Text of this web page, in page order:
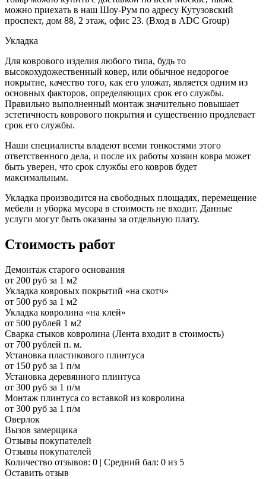
можно приехать в наш Шоу-Рум по адресу Кутузовский
проспект, дом 88, 2 этаж, офис 23. (Вход в ADC Group)
Укладка
Для коврового изделия любого типа, будь то
высокохудожественный ковер, или обычное недорогое
покрытие, качество того, как его уложат, является одним из
основных факторов, определяющих срок его службы.
Правильно выполненный монтаж значительно повышает
эстетичность коврового покрытия и существенно продлевает
срок его службы.
Наши специалисты владеют всеми тонкостями этого
ответственного дела, и после их работы хозяин ковра может
быть уверен, что срок службы его ковров будет
максимальным.
Укладка производится на свободных площадях, перемещение
мебели и уборка мусора в стоимость не входит. Данные
услуги могут быть оказаны за отдельную плату.
Стоимость работ
Демонтаж старого основания
от 200 руб за 1 м2
Укладка ковровых покрытий «на скотч»
от 500 руб за 1 м2
Укладка ковролина «на клей»
от 500 рублей 1 м2
Сварка стыков ковролина (Лента входит в стоимость)
от 700 рублей п. м.
Установка пластикового плинтуса
от 150 руб за 1 п/м
Установка деревянного плинтуса
от 300 руб за 1 п/м
Монтаж плинтуса со вставкой из ковролина
от 300 руб за 1 п/м
Оверлок
Вызов замерщика
Отзывы покупателей
Отзывы покупателей
Количество отзывов: 0 | Средний бал: 0 из 5
Оставить отзыв